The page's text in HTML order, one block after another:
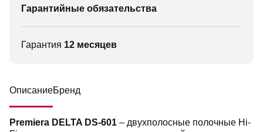
Гарантийные обязательства
Гарантия 12 месяцев
ОписаниеБренд
Premiera DELTA DS-601 – двухполосные полочные Hi-